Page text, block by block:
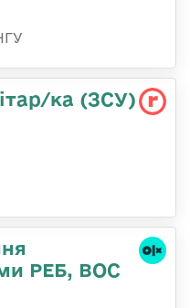
ка (ЗСУ)
РЕБ, ВОС